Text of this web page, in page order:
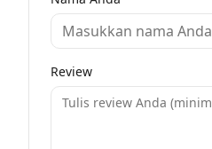
Review